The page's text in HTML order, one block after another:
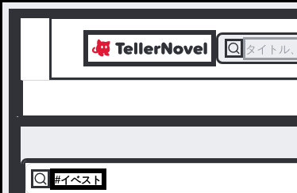
タイトル
#イベスト